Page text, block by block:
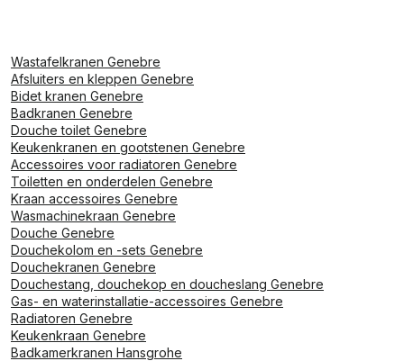
Wastafelkranen Genebre
Afsluiters en kleppen Genebre
Bidet kranen Genebre
Badkranen Genebre
Douche toilet Genebre
Keukenkranen en gootstenen Genebre
Accessoires voor radiatoren Genebre
Toiletten en onderdelen Genebre
Kraan accessoires Genebre
Wasmachinekraan Genebre
Douche Genebre
Douchekolom en -sets Genebre
Douchekranen Genebre
Douchestang, douchekop en doucheslang Genebre
Gas- en waterinstallatie-accessoires Genebre
Radiatoren Genebre
Keukenkraan Genebre
Badkamerkranen Hansgrohe